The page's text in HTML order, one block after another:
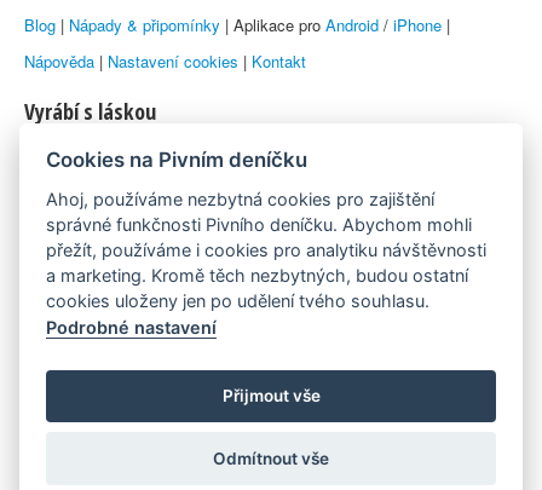
Blog | Nápady & připomínky | Aplikace pro Android / iPhone |
Nápověda | Nastavení cookies | Kontakt
Vyrábí s láskou
© 2010–2026 byLukáš Zemanaka Emka
Máme rádi
Pivní.info
Poznámka pod čarou
Pivní deníček je nezávislý zdroj, který není spjat s žádným
konkrétním pivovarem ani restaurací. Názory uživatelů nemusí nutně
reprezentovat názory tvůrců Deníčku.
Cookies na Pivním deníčku
Ahoj, používáme nezbytná cookies pro zajištění
správné funkčnosti Pivního deníčku. Abychom mohli
přežít, používáme i cookies pro analytiku návštěvnosti
a marketing. Kromě těch nezbytných, budou ostatní
cookies uloženy jen po udělení tvého souhlasu.
Podrobné nastavení
Přijmout vše
Odmítnout vše